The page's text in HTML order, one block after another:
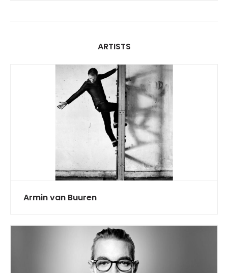
ARTISTS
Armin van Buuren